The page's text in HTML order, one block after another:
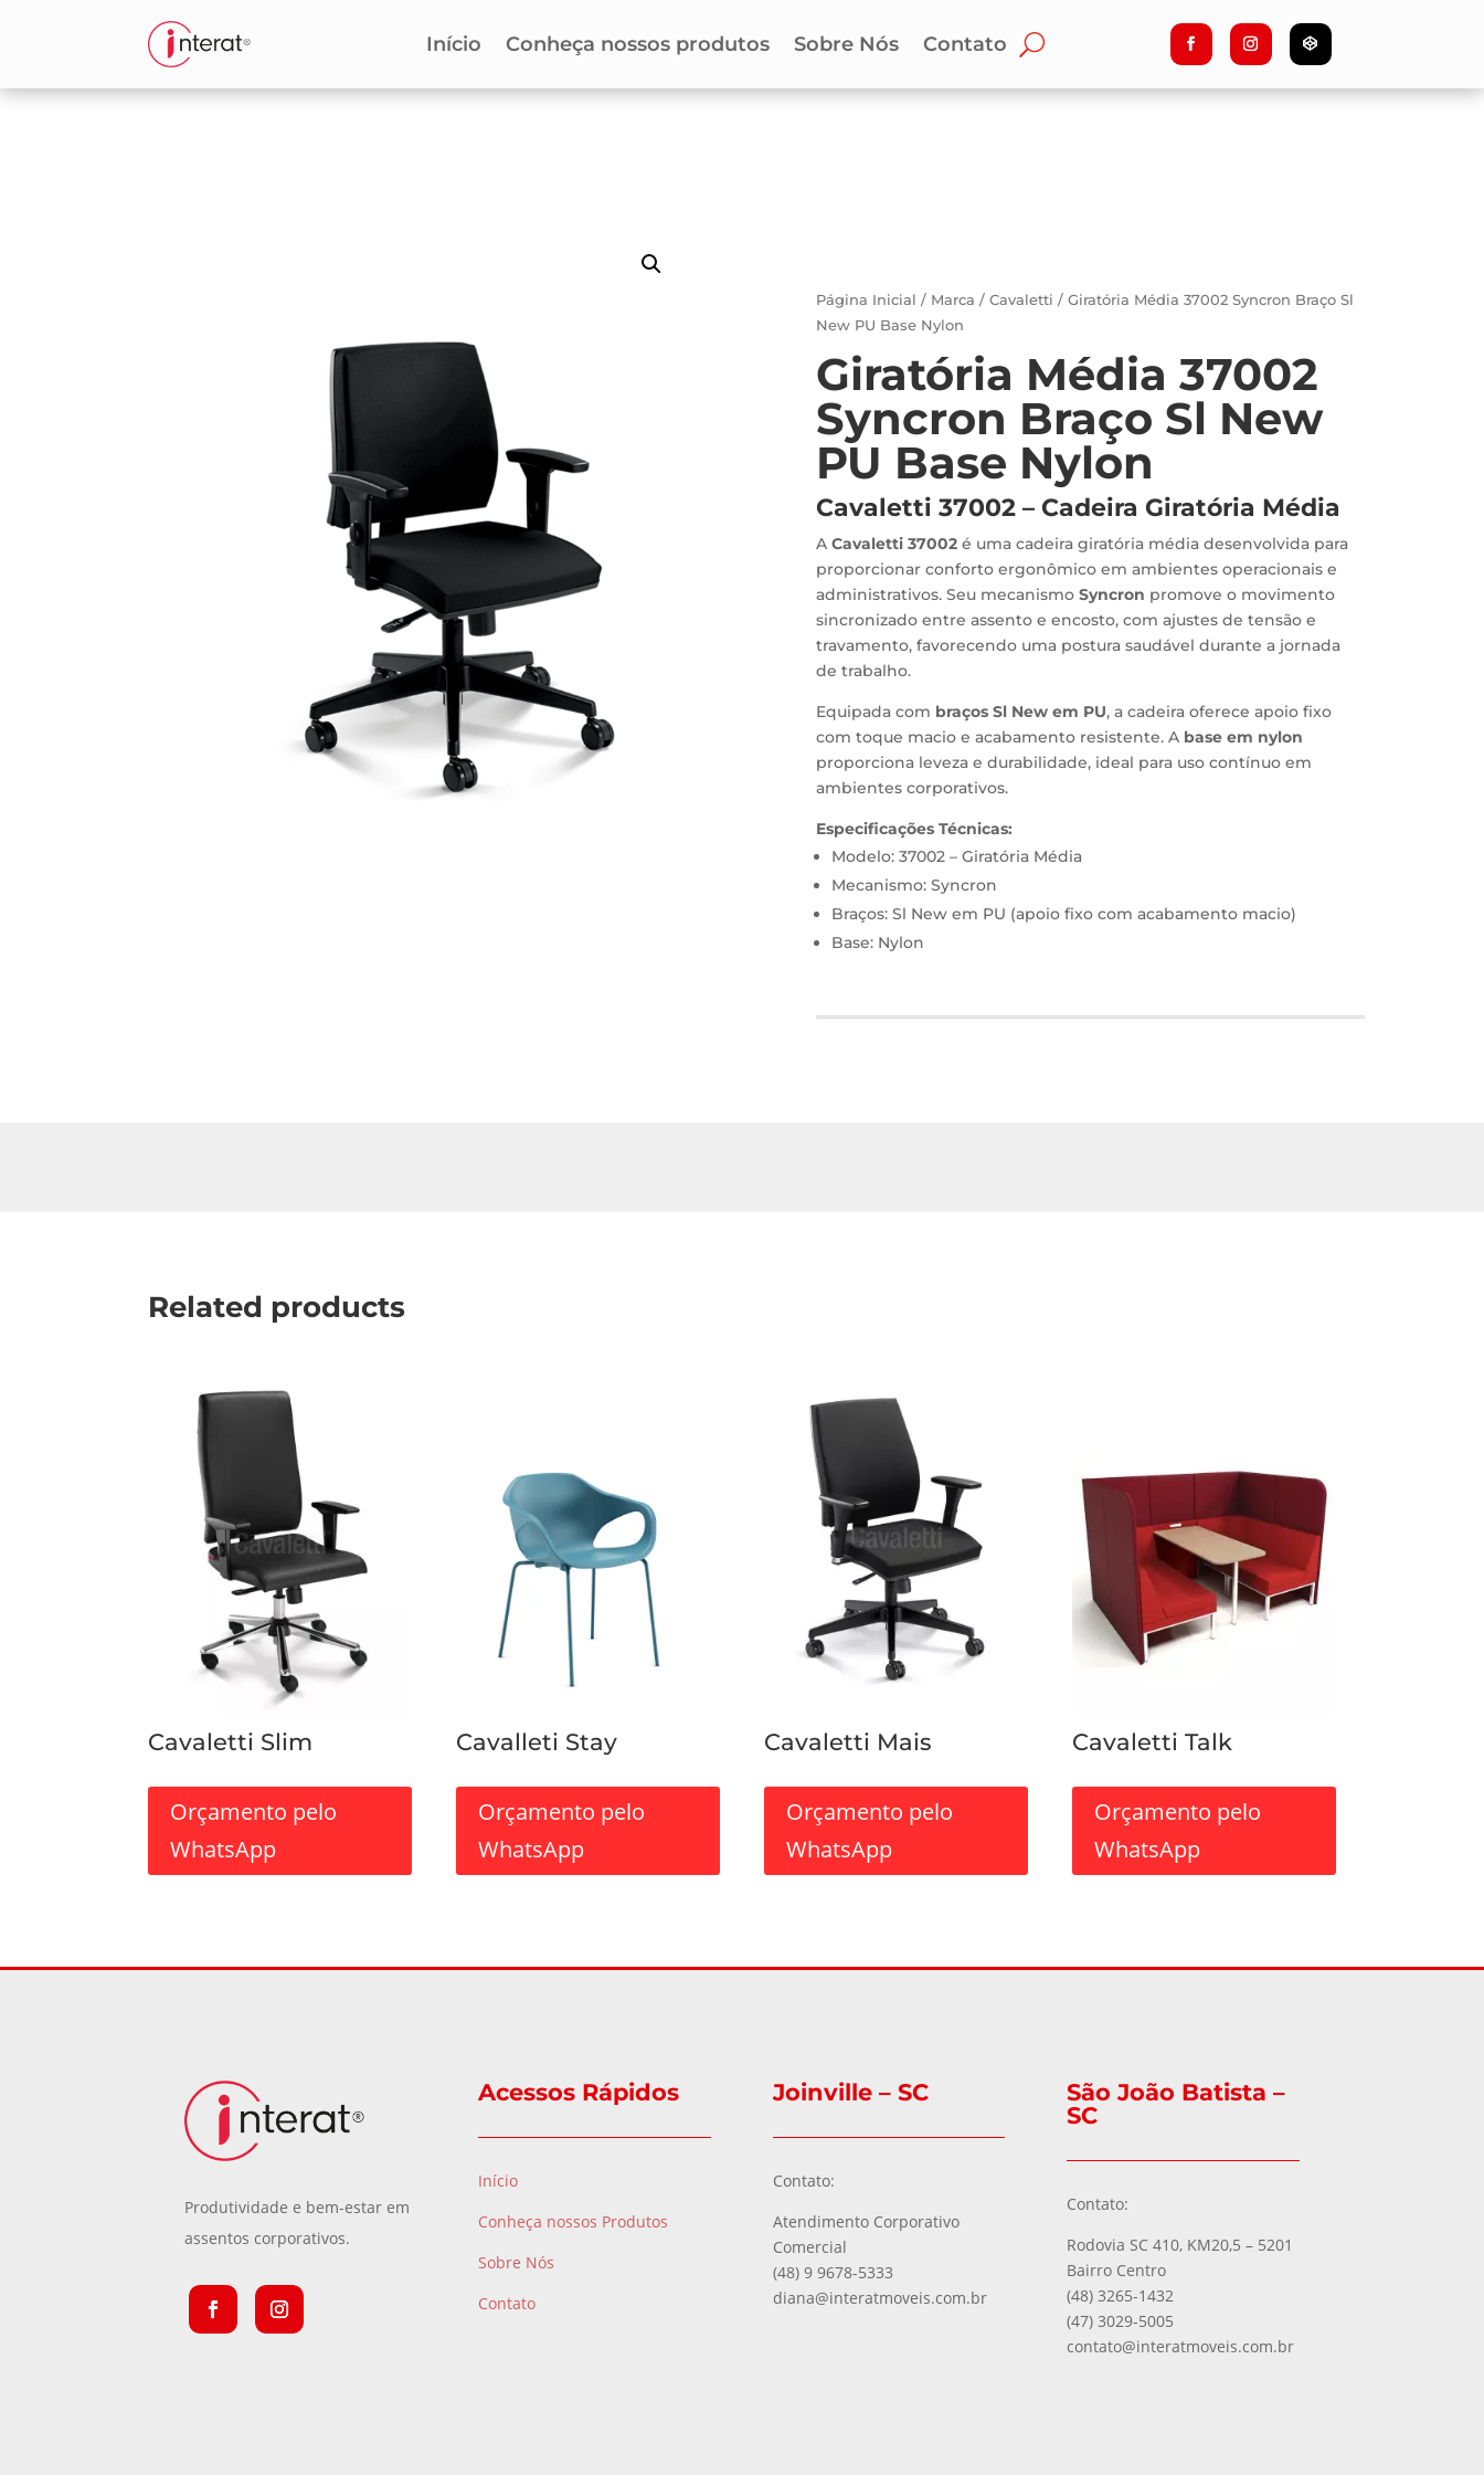
Início Conheça nossos produtos Sobre Nós Contato
Página Inicial / Marca /Cavaletti / Giratória Média 37002 Syncron Braço Sl
New PU Base Nylon
Giratória Média 37002
Syncron Braço Sl New
PU Base Nylon
Cavaletti 37002 – Cadeira Giratória Média
ACavaletti 37002 é uma cadeira giratória média desenvolvida para
proporcionar conforto ergonômico em ambientes operacionais e
administrativos. Seu mecanismoSyncron promove o movimento
sincronizado entre assento e encosto, com ajustes de tensão e
travamento, favorecendo uma postura saudável durante a jornada
de trabalho.
Equipada com braços Sl New em PU, a cadeira oferece apoio fixo
com toque macio e acabamento resistente. A base em nylon
proporciona leveza e durabilidade, ideal para uso contínuo em
ambientes corporativos.
Especificações Técnicas:
Modelo: 37002 – Giratória Média
Mecanismo: Syncron
Braços: Sl New em PU (apoio fixo com acabamento macio)
Base: Nylon
Related products
Cavaletti Slim
Orçamento pelo
WhatsApp
Cavalleti Stay
Orçamento pelo
WhatsApp
Cavaletti Mais
Orçamento pelo
WhatsApp
Cavaletti Talk
Orçamento pelo
WhatsApp
Produtividade e bem-estar em
assentos corporativos.
Acessos Rápidos
Início
Conheça nossos Produtos
Sobre Nós
Contato
Joinville – SC
Contato:
Atendimento Corporativo
Comercial
(48) 9 9678-5333
diana@interatmoveis.com.br
São João Batista –
SC
Contato:
Rodovia SC 410, KM20,5 – 5201
Bairro Centro
(48) 3265-1432
(47) 3029-5005
contato@interatmoveis.com.br